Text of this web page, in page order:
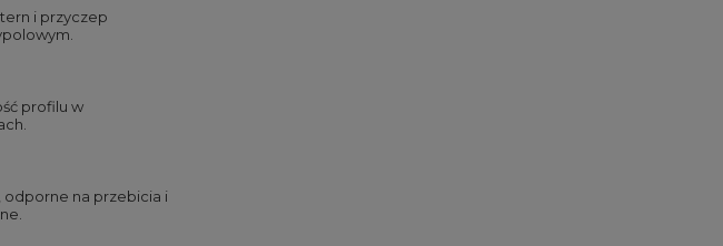
i przyczep
profilu w
odporne na przebicia i